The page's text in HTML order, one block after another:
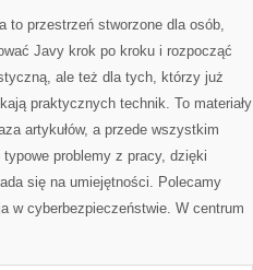
PROGRAMISTÓW
to przestrzeń stworzone dla osób,
Javy krok po kroku i rozpocząć
ale też dla tych, którzy już
praktycznych technik. To materiały
artykułów, a przede wszystkim
typowe problemy z pracy, dzięki
się na umiejętności. Polecamy
w cyberbezpieczeństwie. W centrum